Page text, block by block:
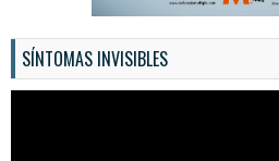
SÍNTOMAS INVISIBLES